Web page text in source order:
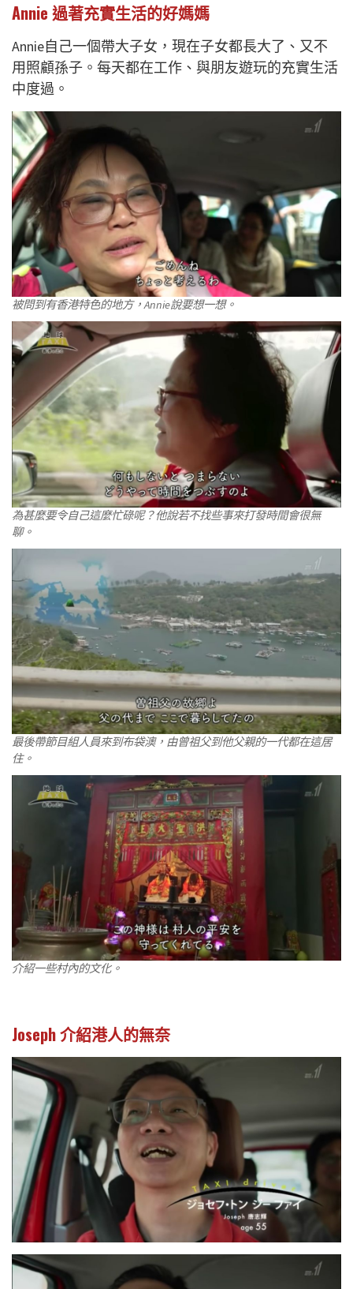
Annie 過著充實生活的好媽媽
Annie自己一個帶大子女，現在子女都長大了、又不
用照顧孫子。每天都在工作、與朋友遊玩的充實生活
中度過。
被問到有香港特色的地方，Annie說要想一想。
為甚麼要令自己這麼忙碌呢？他說若不找些事來打發時間會很無
聊。
最後帶節目組人員來到布袋澳，由曾祖父到他父親的一代都在這居
住。
介紹一些村內的文化。
Joseph 介紹港人的無奈